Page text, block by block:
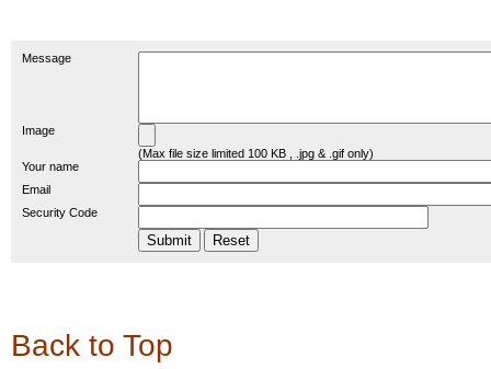
Message
Image
(Max file size limited 100 KB , .jpg & .gif only)
Your name
Email
Security Code
Back to Top